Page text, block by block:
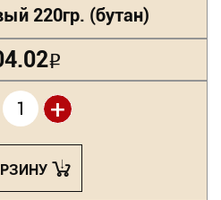
220гр. (бутан)
Р
+